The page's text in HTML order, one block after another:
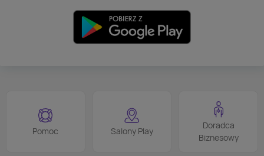
Pomoc Salony Play
Doradca
Biznesowy